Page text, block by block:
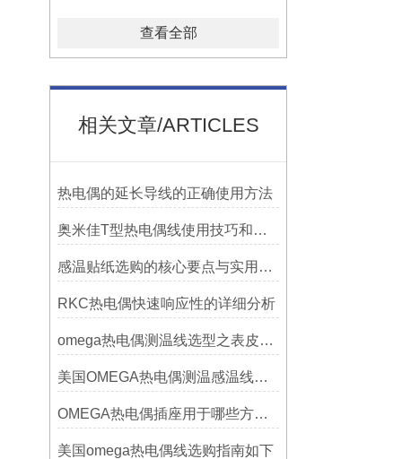
查看全部
相关文章/ARTICLES
热电偶的延长导线的正确使用方法
奥米佳T型热电偶线使用技巧和选择方法
感温贴纸选购的核心要点与实用建议
RKC热电偶快速响应性的详细分析
omega热电偶测温线选型之表皮绝缘耐温
美国OMEGA热电偶测温感温线和插头插座连接器真伪原装正品判断查验方法
OMEGA热电偶插座用于哪些方面？
美国omega热电偶线选购指南如下